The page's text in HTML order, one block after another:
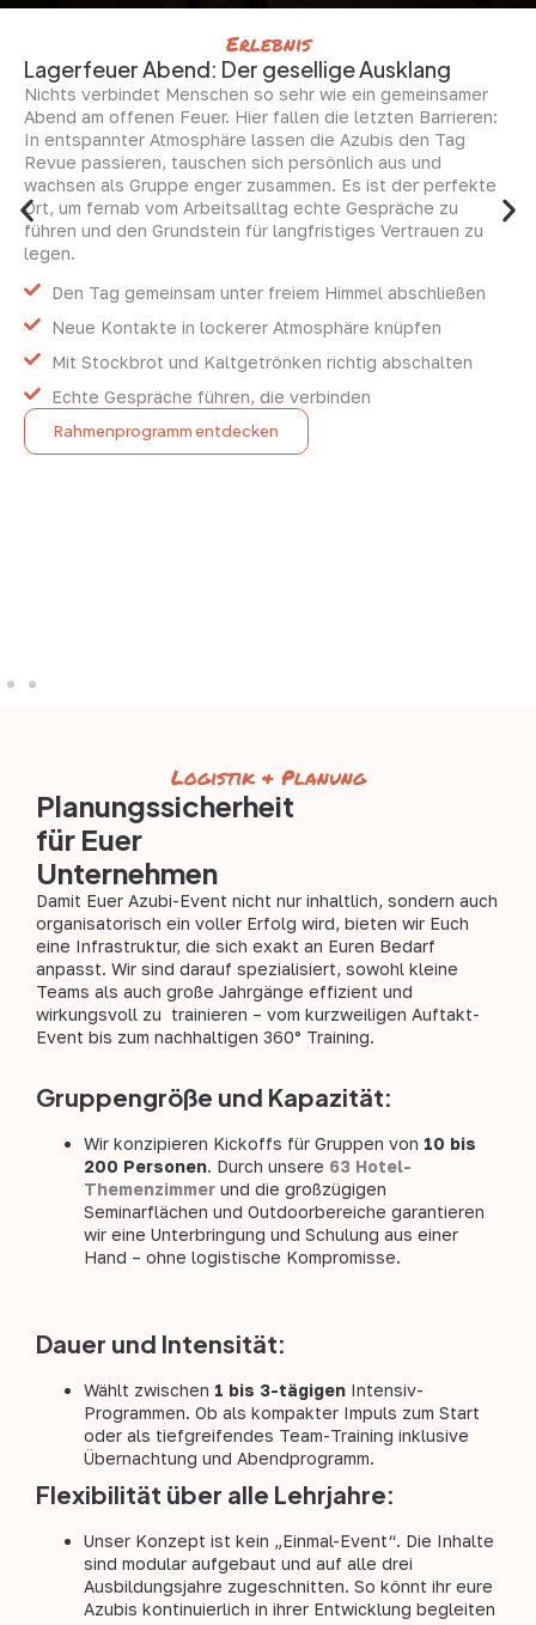
Erlebnis
Lagerfeuer Abend: Der gesellige Ausklang
Nichts verbindet Menschen so sehr wie ein gemeinsamer
Abend am offenen Feuer. Hier fallen die letzten Barrieren:
In entspannter Atmosphäre lassen die Azubis den Tag
Revue passieren, tauschen sich persönlich aus und
wachsen als Gruppe enger zusammen. Es ist der perfekte
Ort, um fernab vom Arbeitsalltag echte Gespräche zu
führen und den Grundstein für langfristiges Vertrauen zu
legen.
Den Tag gemeinsam unter freiem Himmel abschließen
Neue Kontakte in lockerer Atmosphäre knüpfen
Mit Stockbrot und Kaltgetrönken richtig abschalten
Echte Gespräche führen, die verbinden
Rahmenprogramm entdecken
Logistik & Planung
Planungssicherheit
für Euer
Unternehmen
Damit Euer Azubi-Event nicht nur inhaltlich, sondern auch
organisatorisch ein voller Erfolg wird, bieten wir Euch
eine Infrastruktur, die sich exakt an Euren Bedarf
anpasst. Wir sind darauf spezialisiert, sowohl kleine
Teams als auch große Jahrgänge effizient und
wirkungsvoll zu trainieren – vom kurzweiligen Auftakt-
Event bis zum nachhaltigen 360° Training.
Gruppengröße und Kapazität:
Wir konzipieren Kickoffs für Gruppen von 10 bis
200 Personen. Durch unsere 63 Hotel-
Themenzimmer und die großzügigen
Seminarflächen und Outdoorbereiche garantieren
wir eine Unterbringung und Schulung aus einer
Hand – ohne logistische Kompromisse.
Dauer und Intensität:
Wählt zwischen 1 bis 3-tägigen Intensiv-
Programmen. Ob als kompakter Impuls zum Start
oder als tiefgreifendes Team-Training inklusive
Übernachtung und Abendprogramm.
Flexibilität über alle Lehrjahre:
Unser Konzept ist kein „Einmal-Event“. Die Inhalte
sind modular aufgebaut und auf alle drei
Ausbildungsjahre zugeschnitten. So könnt ihr eure
Azubis kontinuierlich in ihrer Entwicklung begleiten